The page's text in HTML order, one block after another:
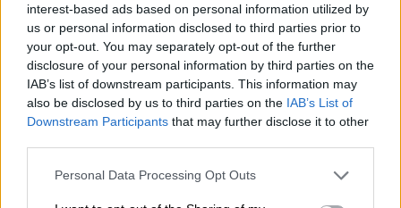
interest-based ads based on personal information utilized by
us or personal information disclosed to third parties prior to
your opt-out. You may separately opt-out of the further
disclosure of your personal information by third parties on the
IAB’s list of downstream participants. This information may
also be disclosed by us to third parties on the IAB’s List of
Downstream Participants that may further disclose it to other
Personal Data Processing Opt Outs
«TLOUPAS PATH 2026»
08/08/2026 , 18:59
Το Συνδικάτο Οικοδόμων για το
αδειοδωρόσημο Αυγούστου